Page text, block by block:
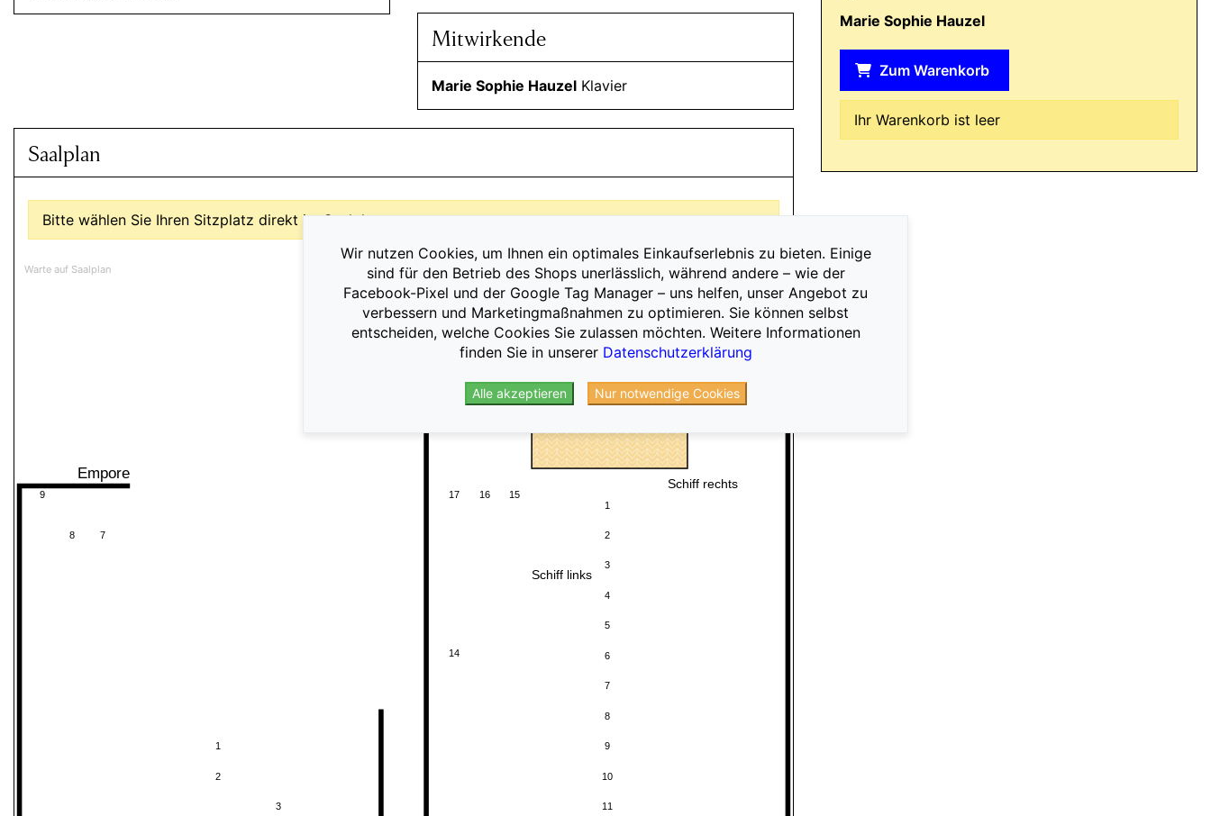
Mitwirkende
Marie Sophie Hauzel Klavier
Marie Sophie Hauzel
Zum Warenkorb
Ihr Warenkorb ist leer
Saalplan
Bitte wählen Sie Ihren Sitzplatz direkt im Saalplan aus.
Warte auf Saalplan
Bühne
Schiff links
Schiff rechts
Empore
1
2
3
4
5
6
7
8
9
10
11
14
17 16 15
1
2
3
9
8 7
Wir nutzen Cookies, um Ihnen ein optimales Einkaufserlebnis zu bieten. Einige
sind für den Betrieb des Shops unerlässlich, während andere – wie der
Facebook-Pixel und der Google Tag Manager – uns helfen, unser Angebot zu
verbessern und Marketingmaßnahmen zu optimieren. Sie können selbst
entscheiden, welche Cookies Sie zulassen möchten. Weitere Informationen
finden Sie in unserer Datenschutzerklärung
Alle akzeptieren Nur notwendige Cookies